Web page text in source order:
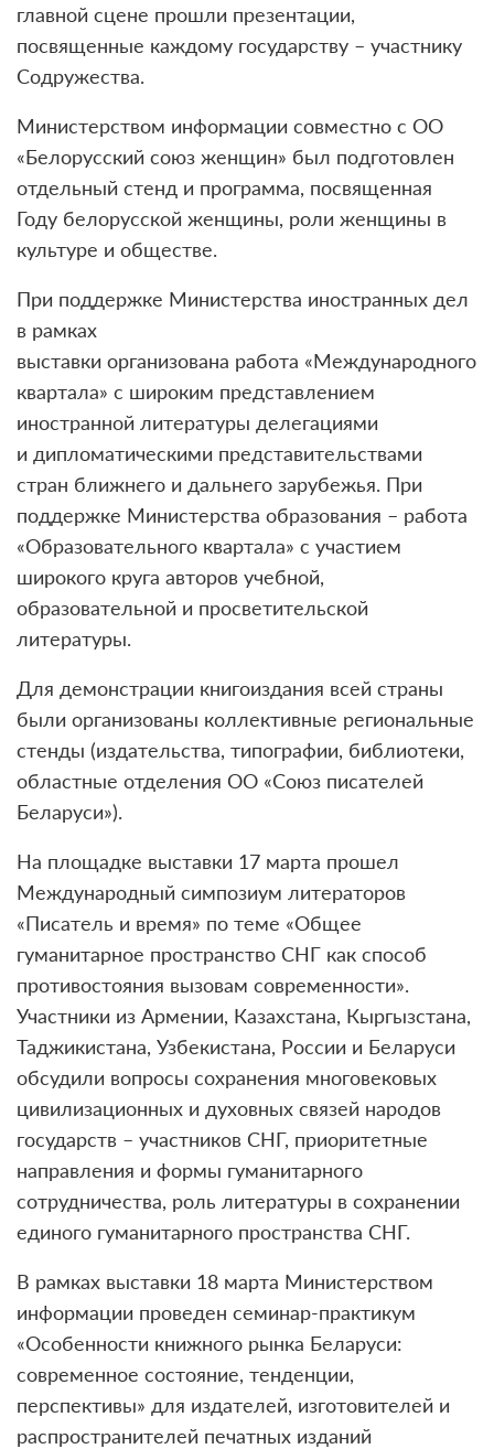
главной сцене прошли презентации,
посвященные каждому государству – участнику
Содружества.
Министерством информации совместно с ОО
«Белорусский союз женщин» был подготовлен
отдельный стенд и программа, посвященная
Году белорусской женщины, роли женщины в
культуре и обществе.
При поддержке Министерства иностранных дел
в рамках
выставки организована работа «Международного
квартала» с широким представлением
иностранной литературы делегациями
и дипломатическими представительствами
стран ближнего и дальнего зарубежья. При
поддержке Министерства образования – работа
«Образовательного квартала» с участием
широкого круга авторов учебной,
образовательной и просветительской
литературы.
Для демонстрации книгоиздания всей страны
были организованы коллективные региональные
стенды (издательства, типографии, библиотеки,
областные отделения ОО «Союз писателей
Беларуси»).
На площадке выставки 17 марта прошел
Международный симпозиум литераторов
«Писатель и время» по теме «Общее
гуманитарное пространство СНГ как способ
противостояния вызовам современности».
Участники из Армении, Казахстана, Кыргызстана,
Таджикистана, Узбекистана, России и Беларуси
обсудили вопросы сохранения многовековых
цивилизационных и духовных связей народов
государств – участников СНГ, приоритетные
направления и формы гуманитарного
сотрудничества, роль литературы в сохранении
единого гуманитарного пространства СНГ.
В рамках выставки 18 марта Министерством
информации проведен семинар-практикум
«Особенности книжного рынка Беларуси:
современное состояние, тенденции,
перспективы» для издателей, изготовителей и
распространителей печатных изданий